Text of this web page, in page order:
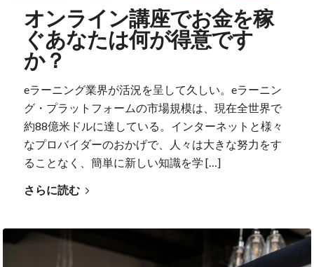
オンライン講座でお金を稼
ぐあなたは何が得意です
か？
eラーニング業界が活況を呈して久しい。eラーニン
グ・プラットフォームの市場規模は、現在全世界で
約88億米ドルに達している。インターネットと様々
なプロバイダーのおかげで、人々は大きな努力をす
ることなく、簡単に新しい知識を学 […]
さらに読む